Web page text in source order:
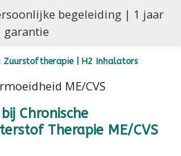
| H2 Inhalators
begeleiding | 1 jaar
garantie
ME/CVS
Chronische
Therapie ME/CVS